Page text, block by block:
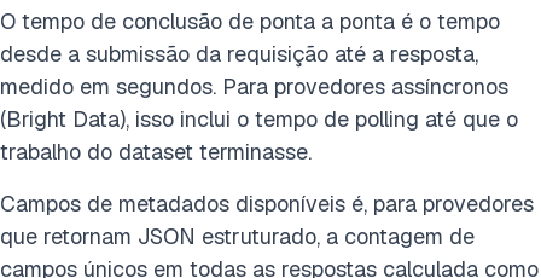
O tempo de conclusão de ponta a ponta é o tempo
desde a submissão da requisição até a resposta,
medido em segundos. Para provedores assíncronos
(Bright Data), isso inclui o tempo de polling até que o
trabalho do dataset terminasse.
Campos de metadados disponíveis é, para provedores
que retornam JSON estruturado, a contagem de
campos únicos em todas as respostas calculada como